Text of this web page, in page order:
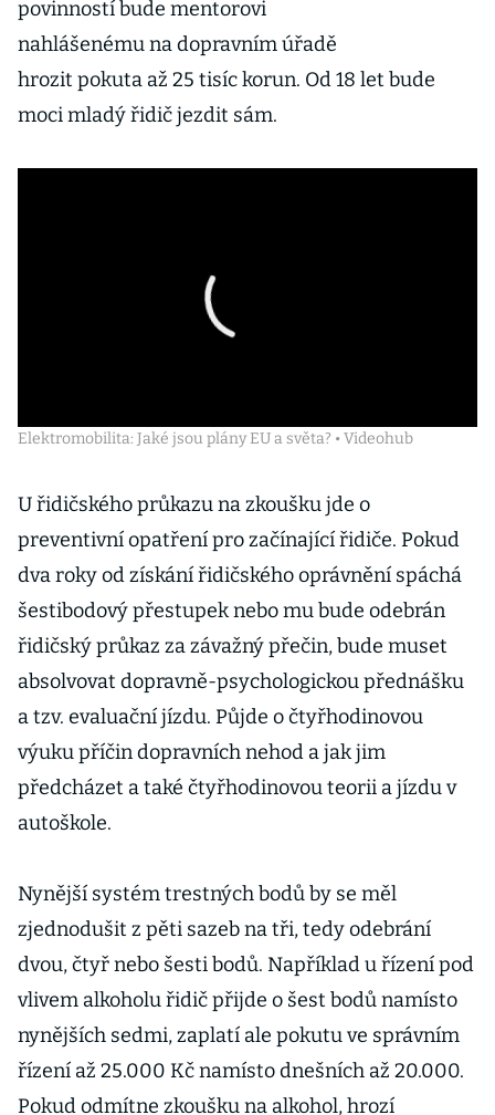
povinností bude mentorovi
nahlášenému na dopravním úřadě
hrozit pokuta až 25 tisíc korun. Od 18 let bude
moci mladý řidič jezdit sám.
Elektromobilita: Jaké jsou plány EU a světa? • Videohub
U řidičského průkazu na zkoušku jde o
preventivní opatření pro začínající řidiče. Pokud
dva roky od získání řidičského oprávnění spáchá
šestibodový přestupek nebo mu bude odebrán
řidičský průkaz za závažný přečin, bude muset
absolvovat dopravně-psychologickou přednášku
a tzv. evaluační jízdu. Půjde o čtyřhodinovou
výuku příčin dopravních nehod a jak jim
předcházet a také čtyřhodinovou teorii a jízdu v
autoškole.
Nynější systém trestných bodů by se měl
zjednodušit z pěti sazeb na tři, tedy odebrání
dvou, čtyř nebo šesti bodů. Například u řízení pod
vlivem alkoholu řidič přijde o šest bodů namísto
nynějších sedmi, zaplatí ale pokutu ve správním
řízení až 25.000 Kč namísto dnešních až 20.000.
Pokud odmítne zkoušku na alkohol, hrozí